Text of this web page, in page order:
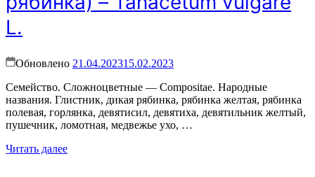
L.
Обновлено 21.04.202315.02.2023
Семейство. Сложноцветные — Compositae. Народные
названия. Глистник, дикая рябинка, рябинка желтая, рябинка
полевая, горлянка, девятисил, девятиха, девятильник желтый,
пушечник, ломотная, медвежье ухо, …
Читать далее